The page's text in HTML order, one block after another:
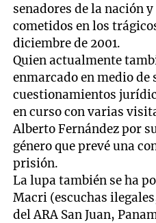
senadores de la nación
cometidos en los
diciembre de 2001.
Quien actualmente
enmarcado en medio de
cuestionamientos
en curso con varias
Alberto Fernández por
género que prevé una
prisión.
La lupa también se ha
Macri (escuchas
del ARA San Juan,